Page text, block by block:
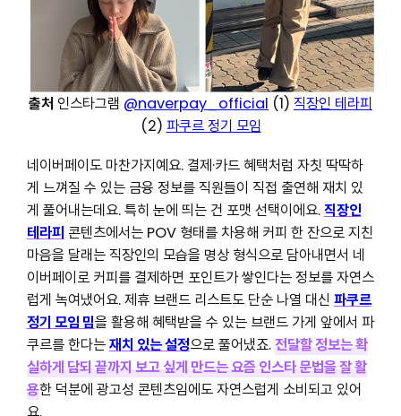
출처 인스타그램 @naverpay_official (1) 직장인 테라피
(2) 파쿠르 정기 모임
네이버페이도 마찬가지예요. 결제·카드 혜택처럼 자칫 딱딱하
게 느껴질 수 있는 금융 정보를 직원들이 직접 출연해 재치 있
게 풀어내는데요. 특히 눈에 띄는 건 포맷 선택이에요.직장인
테라피 콘텐츠에서는 POV 형태를 차용해 커피 한 잔으로 지친
마음을 달래는 직장인의 모습을 명상 형식으로 담아내면서 네
이버페이로 커피를 결제하면 포인트가 쌓인다는 정보를 자연스
럽게 녹여냈어요. 제휴 브랜드 리스트도 단순 나열 대신 파쿠르
정기 모임 밈을 활용해 혜택받을 수 있는 브랜드 가게 앞에서 파
쿠르를 한다는재치 있는 설정으로 풀어냈죠.전달할 정보는 확
실하게 담되 끝까지 보고 싶게 만드는 요즘 인스타 문법을 잘 활
용한 덕분에 광고성 콘텐츠임에도 자연스럽게 소비되고 있어